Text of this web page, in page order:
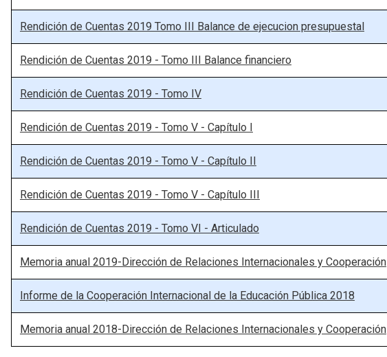
Rendición de Cuentas 2019 Tomo III Balance de ejecucion presupuestal
Rendición de Cuentas 2019 - Tomo III Balance financiero
Rendición de Cuentas 2019 - Tomo IV
Rendición de Cuentas 2019 - Tomo V - Capítulo I
Rendición de Cuentas 2019 - Tomo V - Capítulo II
Rendición de Cuentas 2019 - Tomo V - Capítulo III
Rendición de Cuentas 2019 - Tomo VI - Articulado
Memoria anual 2019-Dirección de Relaciones Internacionales y Cooperación
Informe de la Cooperación Internacional de la Educación Pública 2018
Memoria anual 2018-Dirección de Relaciones Internacionales y Cooperación